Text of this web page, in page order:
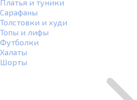
Платья и туники
Сарафаны
Толстовки и худи
Топы и лифы
Футболки
Халаты
Шорты